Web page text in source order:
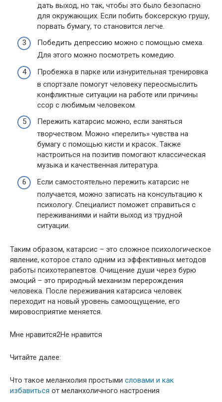
дать выход, но так, чтобы это было безопасно
для окружающих. Если побить боксерскую грушу,
порвать бумагу, то становится легче.
Победить депрессию можно с помощью смеха.
Для этого можно посмотреть комедию.
Пробежка в парке или изнурительная тренировка
в спортзале помогут человеку переосмыслить
конфликтные ситуации на работе или причины
ссор с любимым человеком.
Пережить катарсис можно, если заняться
творчеством. Можно «перелить» чувства на
бумагу с помощью кисти и красок. Также
настроиться на позитив помогают классическая
музыка и качественная литература.
Если самостоятельно пережить катарсис не
получается, можно записать на консультацию к
психологу. Специалист поможет справиться с
переживаниями и найти выход из трудной
ситуации.
Таким образом, катарсис – это сложное психологическое
явление, которое стало одним из эффективных методов
работы психотерапевтов. Очищение души через бурю
эмоций – это природный механизм перерождения
человека. После переживания катарсиса человек
переходит на новый уровень самоощущение, его
мировосприятие меняется.
Мне нравится2Не нравится
Читайте далее:
Что такое меланхолия простыми словами и как
избавиться от меланхоличного настроения